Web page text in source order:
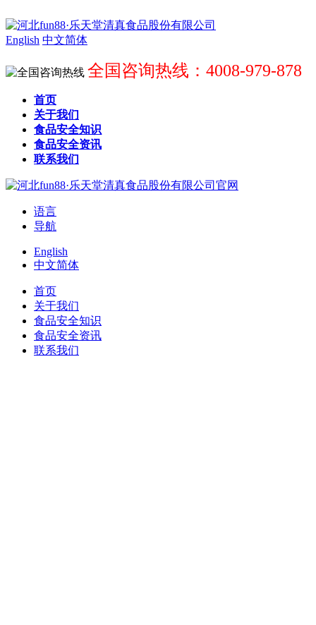
English 中文简体
全国咨询热线：4008-979-878
首页
关于我们
食品安全知识
食品安全资讯
联系我们
语言
导航
English
中文简体
首页
关于我们
食品安全知识
食品安全资讯
联系我们